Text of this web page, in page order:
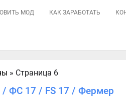
МОД КАК ЗАРАБОТАТЬ
» Страница 6
/ ФС 17 / FS 17 / Фермер